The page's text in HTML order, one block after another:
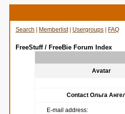
Search Memberlist| Usergroups FAQ
FreeStuff / FreeBie Forum Index
Avatar
Contact Ольга
E-mail address: